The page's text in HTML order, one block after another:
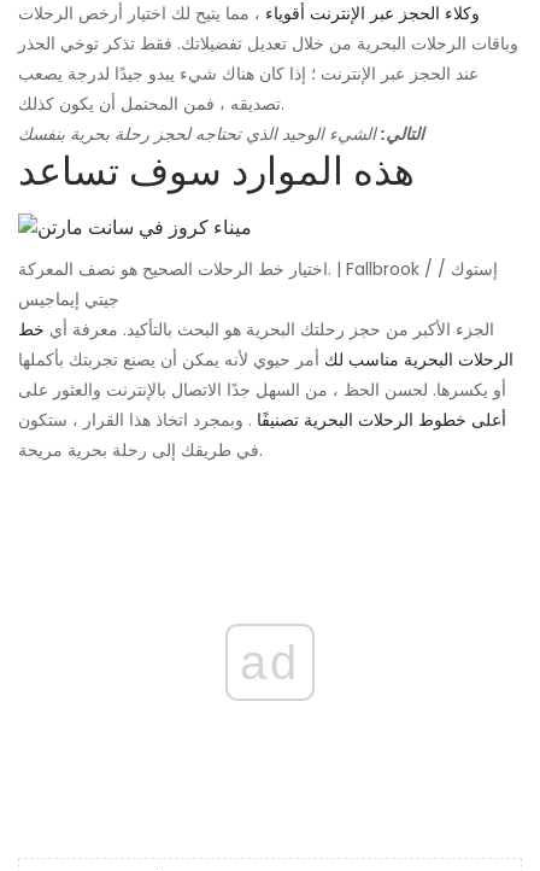
وكلاء الحجز عبر الإنترنت أقوياء ، مما يتيح لك اختيار أرخص الرحلات
وباقات الرحلات البحرية من خلال تعديل تفضيلاتك. فقط تذكر توخي الحذر
عند الحجز عبر الإنترنت ؛ إذا كان هناك شيء يبدو جيدًا لدرجة يصعب
تصديقه ، فمن المحتمل أن يكون كذلك.
التالي:الشيء الوحيد الذي تحتاجه لحجز رحلة بحرية بنفسك
هذه الموارد سوف تساعد
اختيار خط الرحلات الصحيح هو نصف المعركة. | Fallbrook / إستوك /
جيتي إيماجيس
الجزء الأكبر من حجز رحلتك البحرية هو البحث بالتأكيد. معرفة أي خط
الرحلات البحرية مناسب لك أمر حيوي لأنه يمكن أن يصنع تجربتك بأكملها
أو يكسرها. لحسن الحظ ، من السهل جدًا الاتصال بالإنترنت والعثور على
أعلى خطوط الرحلات البحرية تصنيفًا . وبمجرد اتخاذ هذا القرار ، ستكون
في طريقك إلى رحلة بحرية مريحة.
ad